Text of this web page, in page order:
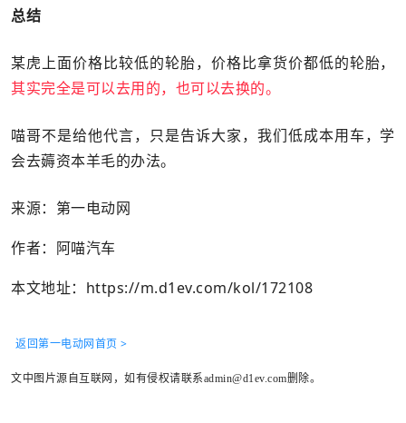
总结
某虎上面价格比较低的轮胎，价格比拿货价都低的轮胎，
其实完全是可以去用的，也可以去换的。
喵哥不是给他代言，只是告诉大家，我们低成本用车，学
会去薅资本羊毛的办法。
来源：第一电动网
作者：阿喵汽车
本文地址： https://m.d1ev.com/kol/172108
返回第一电动网首页 >
文中图片源自互联网，如有侵权请联系admin@d1ev.com删除。